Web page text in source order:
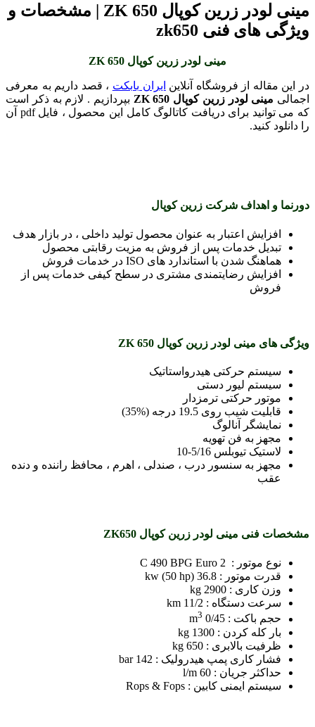
مینی لودر زرین کوپال ZK 650 | مشخصات و
ویژگی های فنی zk650
مینی لودر زرین کوپال ZK 650
در این مقاله از فروشگاه آنلاین ایران بابکت ، قصد داریم به معرفی
اجمالی مینی لودر زرین کوپال ZK 650
بپردازیم . لازم به ذکر است
که می توانید برای دریافت کاتالوگ کامل این محصول ، فایل pdf آن
را دانلود کنید.
دورنما و اهداف شرکت زرین کوپال
افزایش اعتبار به عنوان محصول تولید داخلی ، در بازار هدف
تبدیل خدمات پس از فروش به مزیت رقابتی محصول
هماهنگ شدن با استاندارد های ISO در خدمات فروش
افزایش رضایتمندی مشتری در سطح کیفی خدمات پس از
فروش
ویژگی های مینی لودر زرین کوپال ZK 650
سیستم حرکتی هیدرواستاتیک
سیستم لیور دستی
موتور حرکتی ترمزدار
قابلیت شیب روی 19.5 درجه (%35)
نمایشگر آنالوگ
مجهز به فن تهویه
لاستیک تیوبلس 5/16-10
مجهز به سنسور درب ، صندلی ، اهرم ، محافظ راننده و دنده
عقب
مشخصات فنی مینی لودر زرین کوپال ZK650
نوع موتور : C 490 BPG Euro 2
قدرت موتور : 36.8 kw (50 hp)
وزن کاری : 2900 kg
سرعت دستگاه : 11/2 km
حجم باکت : 0/45 m
3
بار کله کردن : 1300 kg
ظرفیت بالابری : 650 kg
فشار کاری پمپ هیدرولیک : 142 bar
حداکثر جریان : 60 l/m
سیستم ایمنی کابین : Rops & Fops